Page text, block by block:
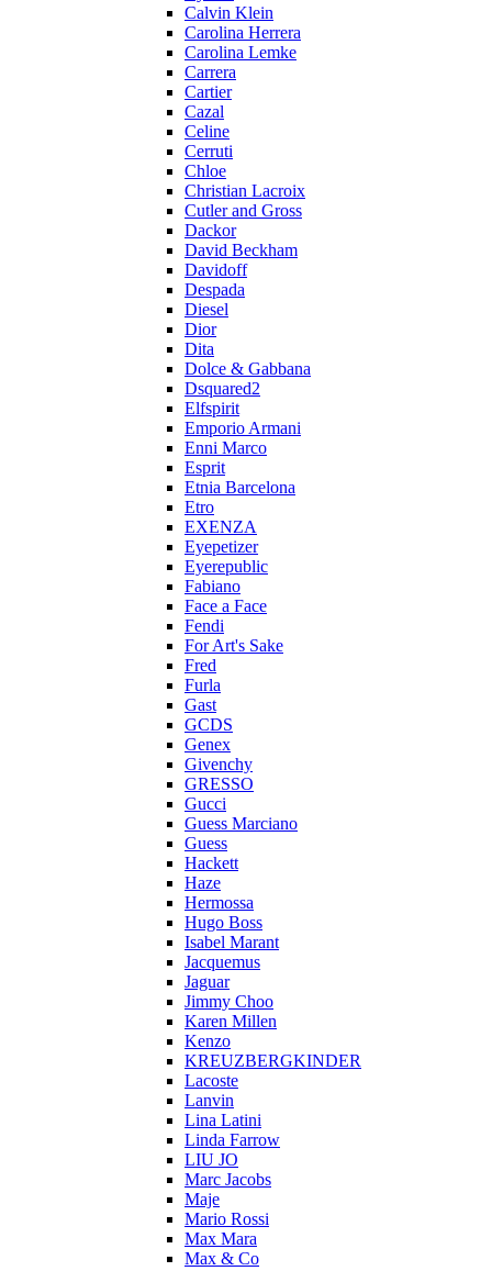
Calvin Klein
Carolina Herrera
Carolina Lemke
Carrera
Cartier
Cazal
Celine
Cerruti
Chloe
Christian Lacroix
Cutler and Gross
Dackor
David Beckham
Davidoff
Despada
Diesel
Dior
Dita
Dolce & Gabbana
Dsquared2
Elfspirit
Emporio Armani
Enni Marco
Esprit
Etnia Barcelona
Etro
EXENZA
Eyepetizer
Eyerepublic
Fabiano
Face a Face
Fendi
For Art's Sake
Fred
Furla
Gast
GCDS
Genex
Givenchy
GRESSO
Gucci
Guess Marciano
Guess
Hackett
Haze
Hermossa
Hugo Boss
Isabel Marant
Jacquemus
Jaguar
Jimmy Choo
Karen Millen
Kenzo
KREUZBERGKINDER
Lacoste
Lanvin
Lina Latini
Linda Farrow
LIU JO
Marc Jacobs
Maje
Mario Rossi
Max Mara
Max & Co